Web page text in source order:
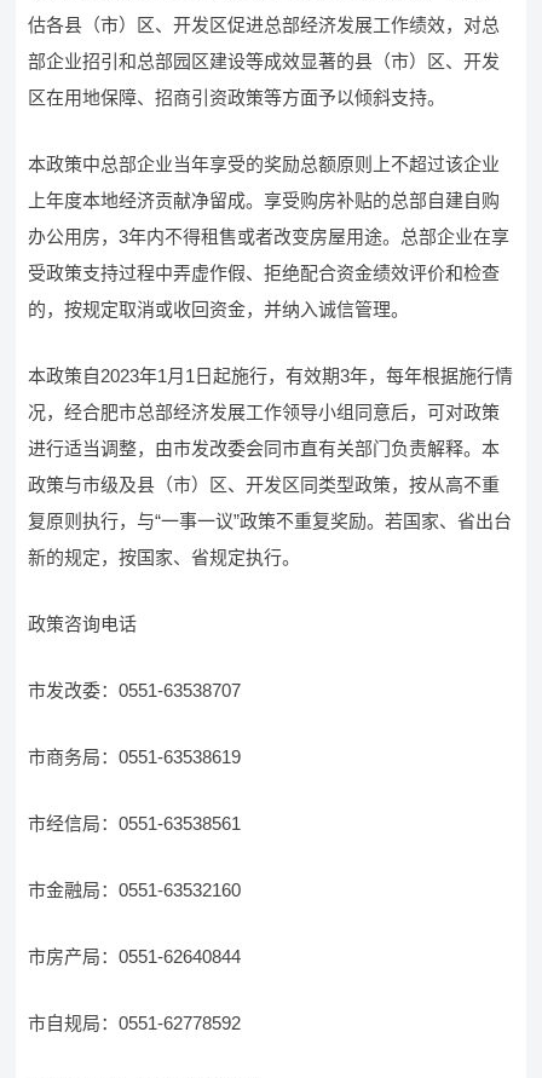
估各县（市）区、开发区促进总部经济发展工作绩效，对总
部企业招引和总部园区建设等成效显著的县（市）区、开发
区在用地保障、招商引资政策等方面予以倾斜支持。
本政策中总部企业当年享受的奖励总额原则上不超过该企业
上年度本地经济贡献净留成。享受购房补贴的总部自建自购
办公用房，3年内不得租售或者改变房屋用途。总部企业在享
受政策支持过程中弄虚作假、拒绝配合资金绩效评价和检查
的，按规定取消或收回资金，并纳入诚信管理。
本政策自2023年1月1日起施行，有效期3年，每年根据施行情
况，经合肥市总部经济发展工作领导小组同意后，可对政策
进行适当调整，由市发改委会同市直有关部门负责解释。本
政策与市级及县（市）区、开发区同类型政策，按从高不重
复原则执行，与“一事一议”政策不重复奖励。若国家、省出台
新的规定，按国家、省规定执行。
政策咨询电话
市发改委：0551-63538707
市商务局：0551-63538619
市经信局：0551-63538561
市金融局：0551-63532160
市房产局：0551-62640844
市自规局：0551-62778592